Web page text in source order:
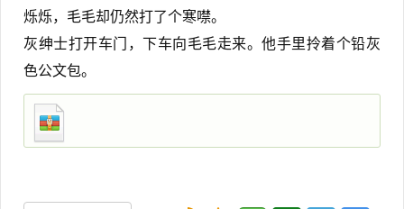
烁烁，毛毛却仍然打了个寒噤。
灰绅士打开车门，下车向毛毛走来。他手里拎着个铅灰
色公文包。